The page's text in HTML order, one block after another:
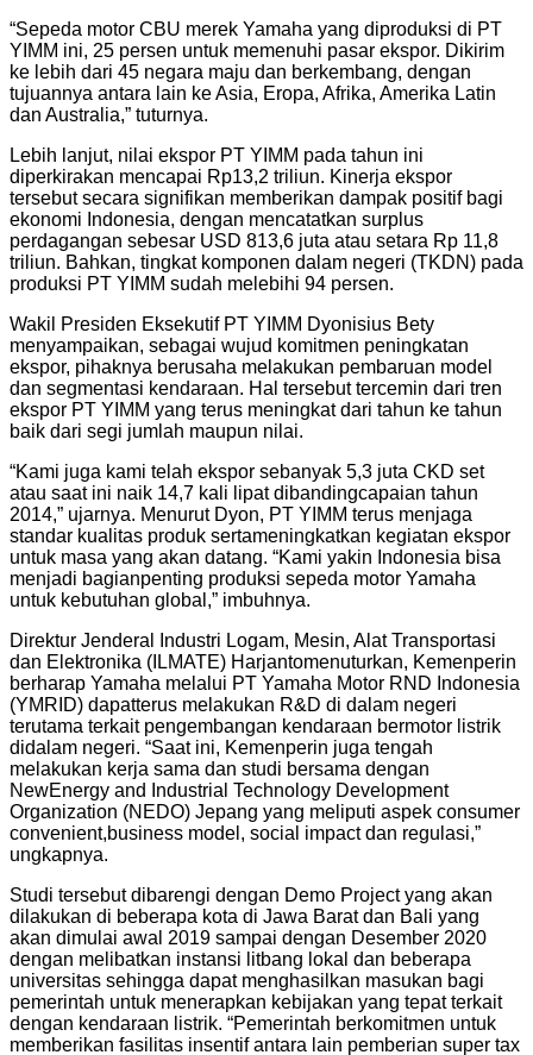
“Sepeda motor CBU merek Yamaha yang diproduksi di PT
YIMM ini, 25 persen untuk memenuhi pasar ekspor. Dikirim
ke lebih dari 45 negara maju dan berkembang, dengan
tujuannya antara lain ke Asia, Eropa, Afrika, Amerika Latin
dan Australia,” tuturnya.
Lebih lanjut, nilai ekspor PT YIMM pada tahun ini
diperkirakan mencapai Rp13,2 triliun. Kinerja ekspor
tersebut secara signifikan memberikan dampak positif bagi
ekonomi Indonesia, dengan mencatatkan surplus
perdagangan sebesar USD 813,6 juta atau setara Rp 11,8
triliun. Bahkan, tingkat komponen dalam negeri (TKDN) pada
produksi PT YIMM sudah melebihi 94 persen.
Wakil Presiden Eksekutif PT YIMM Dyonisius Bety
menyampaikan, sebagai wujud komitmen peningkatan
ekspor, pihaknya berusaha melakukan pembaruan model
dan segmentasi kendaraan. Hal tersebut tercemin dari tren
ekspor PT YIMM yang terus meningkat dari tahun ke tahun
baik dari segi jumlah maupun nilai.
“Kami juga kami telah ekspor sebanyak 5,3 juta CKD set
atau saat ini naik 14,7 kali lipat dibandingcapaian tahun
2014,” ujarnya. Menurut Dyon, PT YIMM terus menjaga
standar kualitas produk sertameningkatkan kegiatan ekspor
untuk masa yang akan datang. “Kami yakin Indonesia bisa
menjadi bagianpenting produksi sepeda motor Yamaha
untuk kebutuhan global,” imbuhnya.
Direktur Jenderal Industri Logam, Mesin, Alat Transportasi
dan Elektronika (ILMATE) Harjantomenuturkan, Kemenperin
berharap Yamaha melalui PT Yamaha Motor RND Indonesia
(YMRID) dapatterus melakukan R&D di dalam negeri
terutama terkait pengembangan kendaraan bermotor listrik
didalam negeri. “Saat ini, Kemenperin juga tengah
melakukan kerja sama dan studi bersama dengan
NewEnergy and Industrial Technology Development
Organization (NEDO) Jepang yang meliputi aspek consumer
convenient,business model, social impact dan regulasi,”
ungkapnya.
Studi tersebut dibarengi dengan Demo Project yang akan
dilakukan di beberapa kota di Jawa Barat dan Bali yang
akan dimulai awal 2019 sampai dengan Desember 2020
dengan melibatkan instansi litbang lokal dan beberapa
universitas sehingga dapat menghasilkan masukan bagi
pemerintah untuk menerapkan kebijakan yang tepat terkait
dengan kendaraan listrik. “Pemerintah berkomitmen untuk
memberikan fasilitas insentif antara lain pemberian super tax